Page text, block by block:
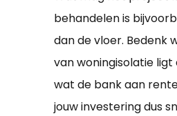
behandelen is
dan de vloer. Bedenk
van woningisolatie
wat de bank aan
jouw investering dus